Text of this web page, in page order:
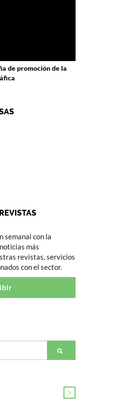
de promoción de la
semanal con la
más
revistas, servicios
con el sector.